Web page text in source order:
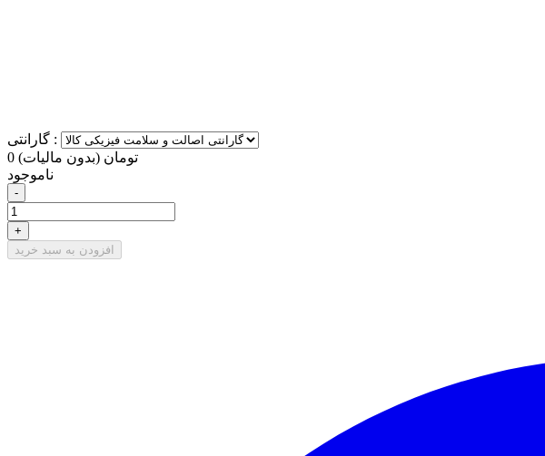
گارانتی :
0 تومان (بدون مالیات)
ناموجود
-
+
افزودن به سبد خرید